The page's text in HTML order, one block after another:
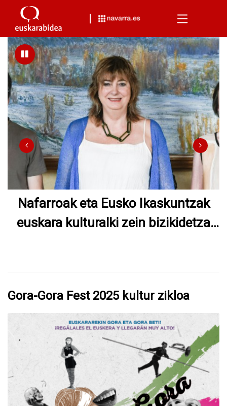
Menu
Ollo lehendakariordeak
EuskarAbentura 2026 parte hartzen
Gora-Gora Fest 2025 kultur zikloa